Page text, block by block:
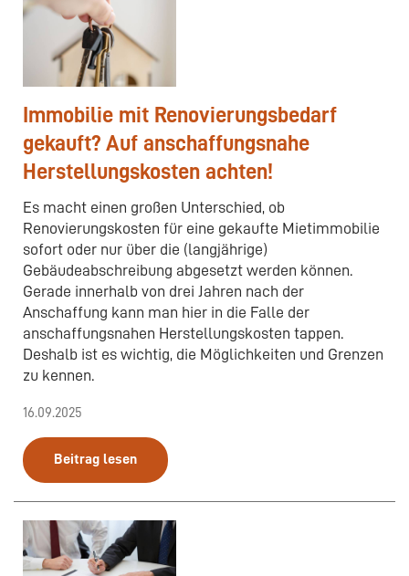
Immobilie mit Renovierungsbedarf
gekauft? Auf anschaffungsnahe
Herstellungskosten achten!
Es macht einen großen Unterschied, ob
Renovierungskosten für eine gekaufte Mietimmobilie
sofort oder nur über die (langjährige)
Gebäudeabschreibung abgesetzt werden können.
Gerade innerhalb von drei Jahren nach der
Anschaffung kann man hier in die Falle der
anschaffungsnahen Herstellungskosten tappen.
Deshalb ist es wichtig, die Möglichkeiten und Grenzen
zu kennen.
16.09.2025
Beitrag lesen